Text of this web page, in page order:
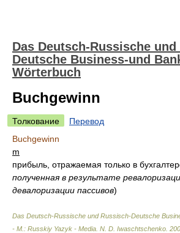
Das Deutsch-Russische
Deutsche Business-und
Wörterbuch
Buchgewinn
Толкование
Перевод
Buchgewinn
m
прибыль, отражаемая только в
полученная в результате
девалоризации пассивов)
Das Deutsch-Russische und Russisch-Deutsche
- М.: Russkiy Yazyk - Media N. D. Iwaschtschenko